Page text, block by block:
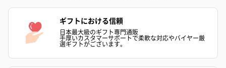
紅茶・コーヒー・スイーツ
紅茶・コーヒー・スイーツを同梱してお届けいたします。ギフト
への＋αにおすすめです。
ギフトにおける信頼
日本最大級のギフト専門通販
手厚いカスタマーサポートで柔軟な対応やバイヤー厳
選ギフトがございます。